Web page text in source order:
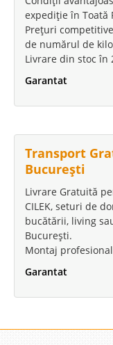
expediție în Toată
Prețuri
de numărul de
Livrare din stoc în
Garantat
Transport
București
Livrare Gratuită
CILEK, seturi de
bucătării, living
București.
Montaj
Garantat